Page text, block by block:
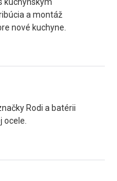
a montáž
nové kuchyne.
Rodi a batérii